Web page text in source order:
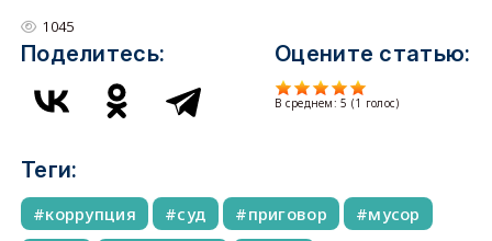
1045
Поделитесь: Оцените статью:
В среднем:5 (1 голос)
Теги:
коррупция суд приговор мусор